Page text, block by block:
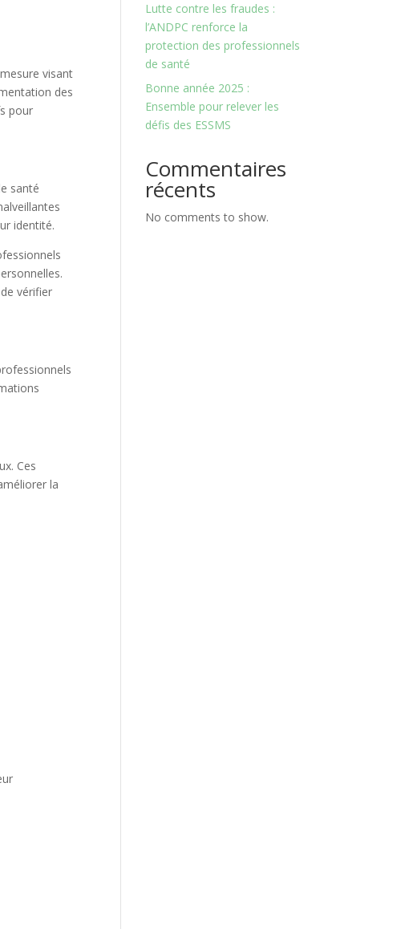
visant
des
pour
santé
identité.
vérifier
Ces
la
Lutte contre les fraudes :
l’ANDPC renforce la
protection des professionnels
de santé
Bonne année 2025 :
Ensemble pour relever les
défis des ESSMS
Commentaires
récents
No comments to show.